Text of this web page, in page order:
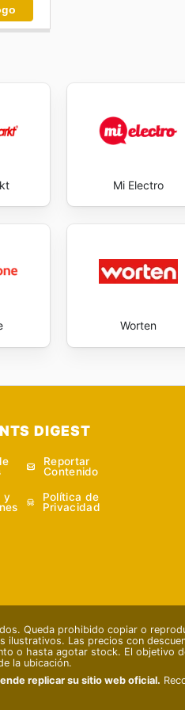
Mi Electro
Worten
DIGEST
Reportar
Contenido
y
Política de
Privacidad
Queda prohibido copiar o
Las precios con
o hasta agotar stock. El objetivo
la ubicación.
replicar su sitio web oficial.